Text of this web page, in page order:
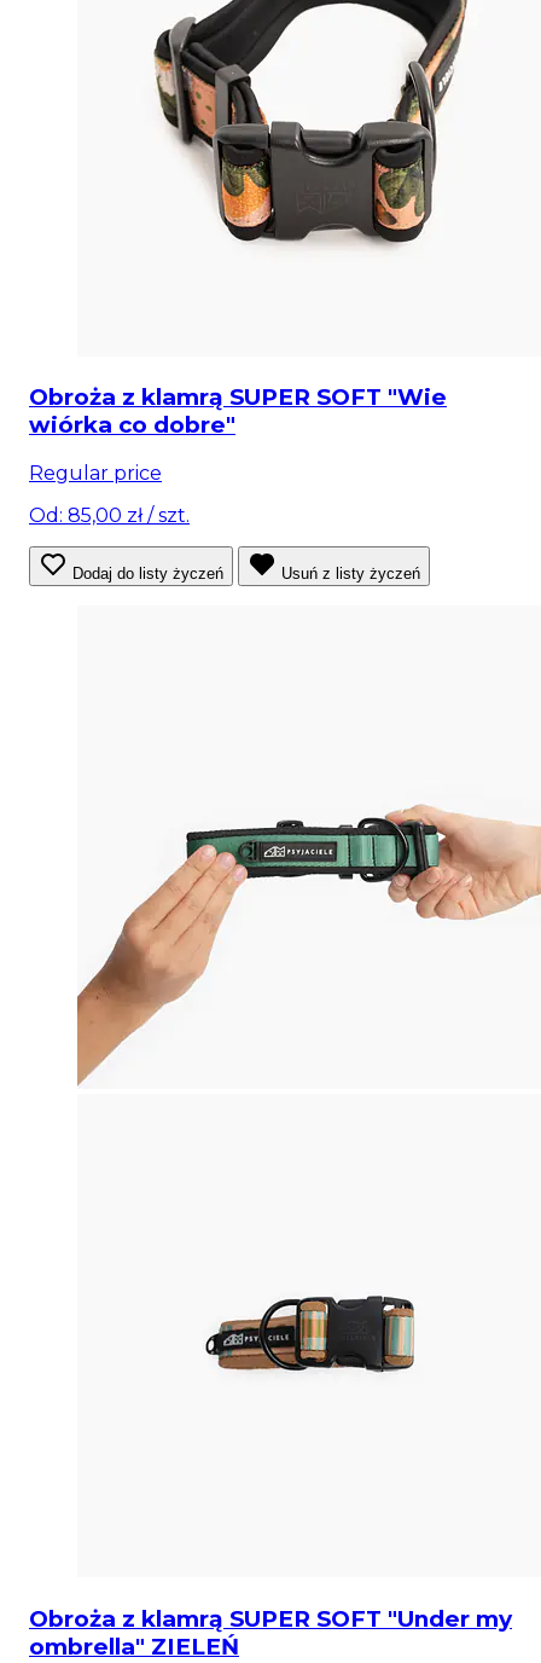
Obroża z klamrą SUPER SOFT "Wie
wiórka co dobre"
Regular price
Od: 85,00 zł/ szt.
Dodaj do listy życzeń Usuń z listy życzeń
Obroża z klamrą SUPER SOFT "Under my
ombrella" ZIELEŃ